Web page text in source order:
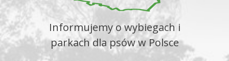
Informujemy o wybiegach i
parkach dla psów w Polsce